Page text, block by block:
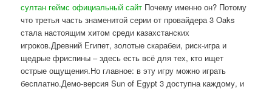
султан геймс официальный сайт Почему именно он? Потому
что третья часть знаменитой серии от провайдера 3 Oaks
стала настоящим хитом среди казахстанских
игроков.Древний Египет, золотые скарабеи, риск-игра и
щедрые фриспины – здесь есть всё для тех, кто ищет
острые ощущения.Но главное: в эту игру можно играть
бесплатно.Демо-версия Sun of Egypt 3 доступна каждому, и